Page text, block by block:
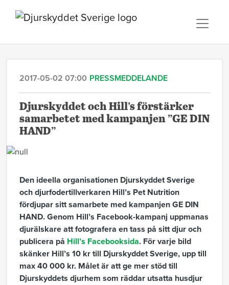
2017-05-02 07:00 PRESSMEDDELANDE
Djurskyddet och Hill’s förstärker
samarbetet med kampanjen ”GE DIN
HAND”
Den ideella organisationen Djurskyddet Sverige
och djurfodertillverkaren Hill’s Pet Nutrition
fördjupar sitt samarbete med kampanjen GE DIN
HAND. Genom Hill’s Facebook-kampanj uppmanas
djurälskare att fotografera en tass på sitt djur och
publicera på Hill’s Facebooksida. För varje bild
skänker Hill’s 10 kr till Djurskyddet Sverige, upp till
max 40 000 kr. Målet är att ge mer stöd till
Djurskyddets djurhem som räddar utsatta husdjur